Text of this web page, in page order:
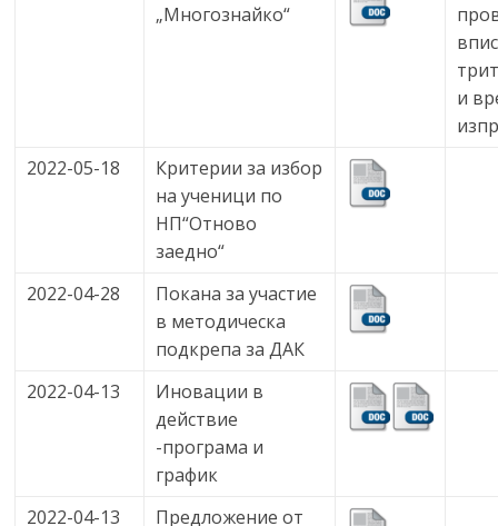
„Многознайко“
и
2022-05-18
Критерии за избор
на ученици по
НП“Отново
заедно“
2022-04-28
Покана за участие
в методическа
подкрепа за ДАК
2022-04-13
Иновации в
действие
-програма и
график
2022-04-13
Предложение от